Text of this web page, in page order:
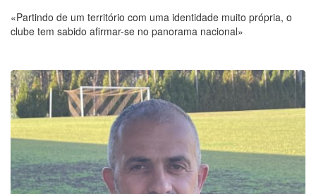
«Partindo de um território com uma identidade muito própria, o
clube tem sabido afirmar-se no panorama nacional»